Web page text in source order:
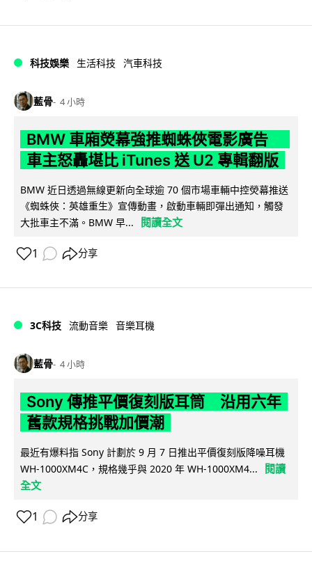
科技娛樂 生活科技 汽車科技
藍骨 4 小時
BMW 車廂熒幕強推蜘蛛俠電影廣告
車主怒轟堪比 iTunes 送 U2 專輯翻版
BMW 近日透過無線更新向全球逾 70 個市場車輛中控熒幕推送
《蜘蛛俠：英雄重生》宣傳動畫，啟動車輛即彈出通知，觸發
大批車主不滿。BMW 早...
閱讀全文
1 分享
3C科技 流動音樂 音樂耳機
藍骨 4 小時
Sony 傳推平價復刻版耳筒 沿用六年
舊款規格挑戰加價潮
最近有爆料指 Sony 計劃於 9 月 7 日推出平價復刻版降噪耳機
WH-1000XM4C，規格幾乎與 2020 年 WH-1000XM4...
閱讀
全文
1 分享